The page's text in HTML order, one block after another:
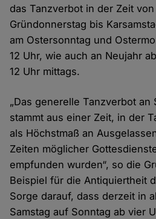
das Tanzverbot in der Zeit
Gründonnerstag bis
am Ostersonntag und
12 Uhr, wie auch an Neujahr
12 Uhr mittags.
„Das generelle Tanzverbot
stammt aus einer Zeit, in der
als Höchstmaß an
Zeiten möglicher
empfunden wurden“, so die
Beispiel für die Antiquiertheit
Sorge darauf, dass derzeit in
Samstag auf Sonntag ab vier